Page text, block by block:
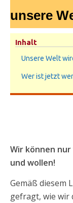
unsere
Inhalt
Unsere Welt
Wer ist jetzt
Wir können
und wollen!
Gemäß diesem
gefragt, wie wir